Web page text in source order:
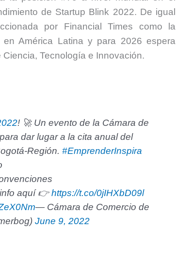
de Startup Blink 2022. De igual
por Financial Times como la
América Latina​ y para 2026 espera
Tecnología e Innovación.
! 🚀 Un evento de la Cámara de
dar lugar a la cita anual del
Región. #EmprenderInspira
aquí 👉https://t.co/0jIHXbD09l
— Cámara de Comercio de
June 9, 2022